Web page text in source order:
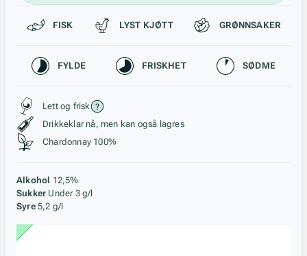
Passer til
FISK LYST KJØTT GRØNNSAKER
Karakteristikk
FYLDE FRISKHET SØDME
Stil, lagring og råstoff
Lett og frisk
Drikkeklar nå, men kan også lagres
Chardonnay 100%
Alkohol 12,5%
Sukker Under 3 g/l
Syre 5,2 g/l